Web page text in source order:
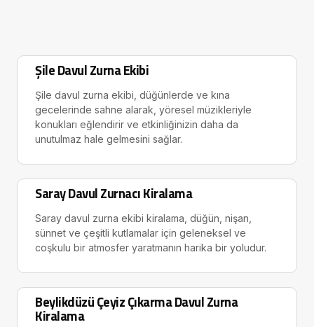
Şile Davul Zurna Ekibi
Şile davul zurna ekibi, düğünlerde ve kına
gecelerinde sahne alarak, yöresel müzikleriyle
konukları eğlendirir ve etkinliğinizin daha da
unutulmaz hale gelmesini sağlar.
Saray Davul Zurnacı Kiralama
Saray davul zurna ekibi kiralama, düğün, nişan,
sünnet ve çeşitli kutlamalar için geleneksel ve
coşkulu bir atmosfer yaratmanın harika bir yoludur.
Beylikdüzü Çeyiz Çıkarma Davul Zurna
Kiralama